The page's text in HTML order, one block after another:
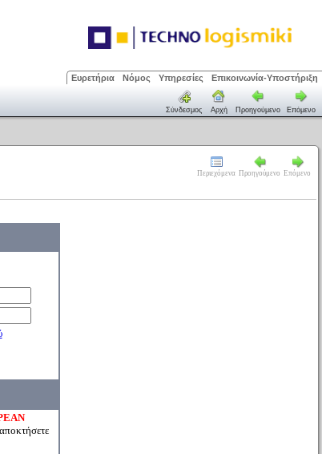
Ευρετήρια Νόμος Υπηρεσίες Επικοινωνία-Υποστήριξη
Σύνδεσμος Αρχή Προηγούμενο Επόμενο